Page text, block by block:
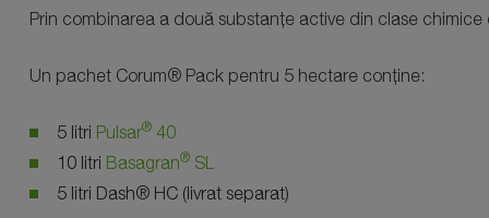
Prin combinarea a două substanțe active din clase
Un pachet Corum® Pack pentru 5 hectare conține:
5 litri Pulsar® 40
10 litri Basagran® SL
5 litri Dash® HC (livrat separat)